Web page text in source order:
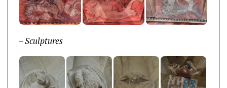
– Sculptures